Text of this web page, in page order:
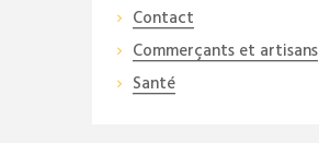
Contact
Commerçants et artisans
Santé